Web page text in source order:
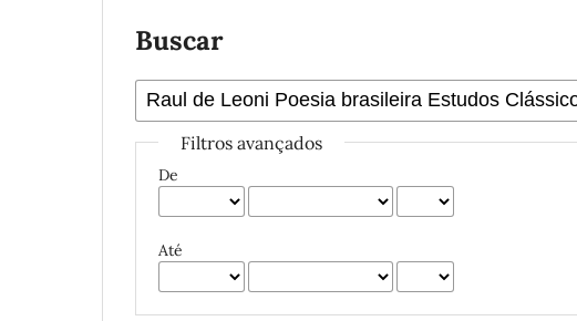
Buscar
Filtros avançados
De
Até